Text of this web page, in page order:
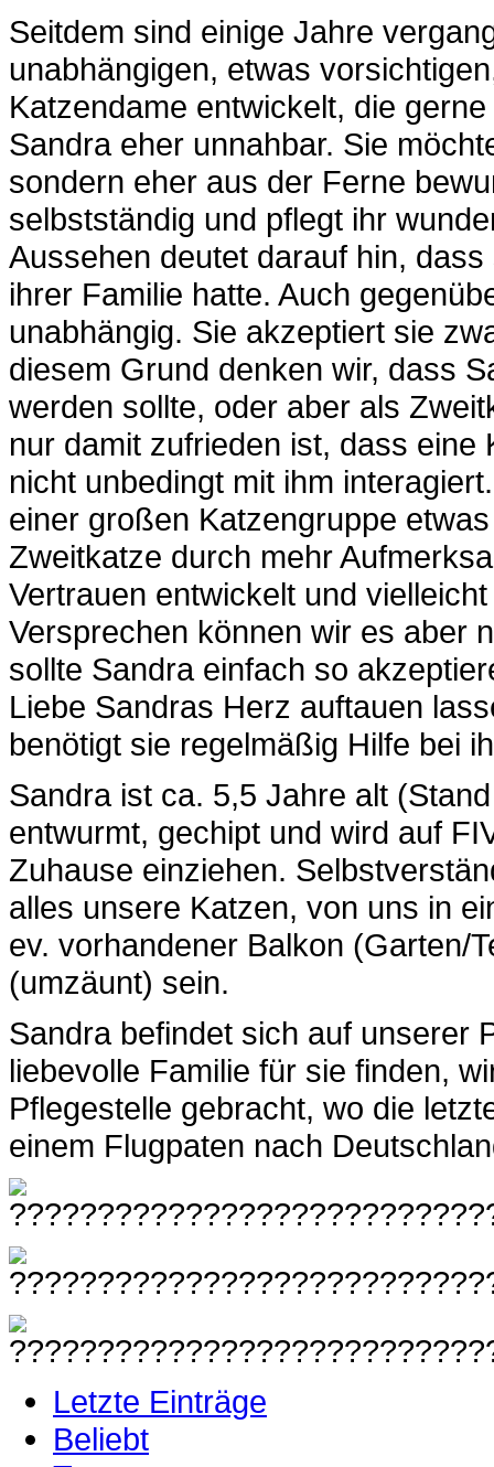
Seitdem sind einige Jahre
unabhängigen, etwas
Katzendame entwickelt, die
Sandra eher unnahbar. Sie
sondern eher aus der Ferne
selbstständig und pflegt ihr
Aussehen deutet darauf hin,
ihrer Familie hatte. Auch
unabhängig. Sie akzeptiert sie
diesem Grund denken wir, dass
werden sollte, oder aber als
nur damit zufrieden ist, dass
nicht unbedingt mit ihm
einer großen Katzengruppe
Zweitkatze durch mehr
Vertrauen entwickelt und
Versprechen können wir es aber
sollte Sandra einfach so
Liebe Sandras Herz auftauen
benötigt sie regelmäßig Hilfe bei
Sandra ist ca. 5,5 Jahre alt
entwurmt, gechipt und wird auf
Zuhause einziehen.
alles unsere Katzen, von uns in
ev. vorhandener Balkon (Garten/
(umzäunt) sein.
Sandra befindet sich auf unserer
liebevolle Familie für sie finden,
Pflegestelle gebracht, wo die
einem Flugpaten nach
Letzte Einträge
Beliebt